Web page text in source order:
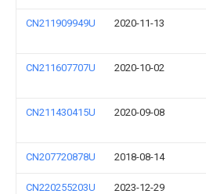
CN211909949U 2020-11-13
CN211607707U 2020-10-02
CN211430415U 2020-09-08
CN207720878U 2018-08-14
CN220255203U 2023-12-29